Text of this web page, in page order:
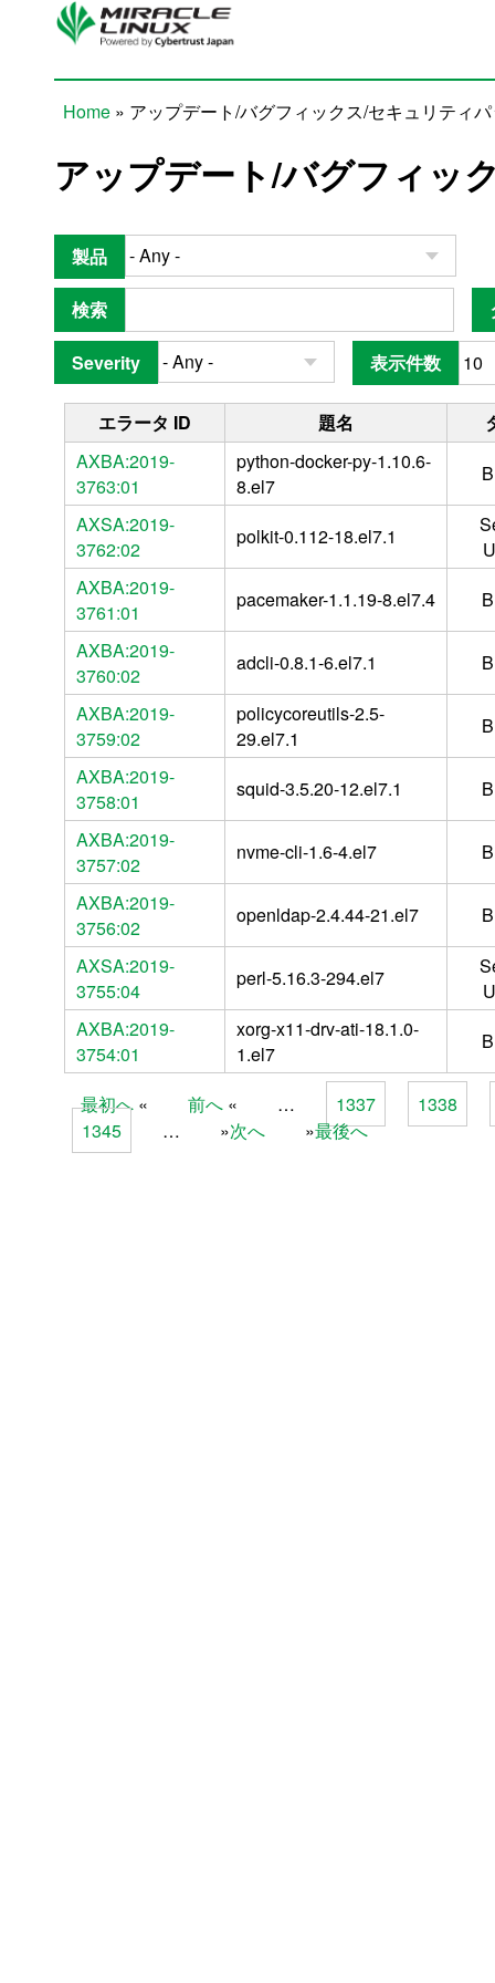
Skip to main content
Home » アップデート/バグフィックス/セキュリティ
アップデート/バグフィッ
製品
検索
Severity 表示件数
エラータ ID 題名
AXBA:2019-
3763:01
python-docker-py-1.10.6-
8.el7
AXSA:2019-
3762:02
polkit-0.112-18.el7.1
AXBA:2019-
3761:01
pacemaker-1.1.19-8.el7.4
AXBA:2019-
3760:02
adcli-0.8.1-6.el7.1
AXBA:2019-
3759:02
policycoreutils-2.5-
29.el7.1
AXBA:2019-
3758:01
squid-3.5.20-12.el7.1
AXBA:2019-
3757:02
nvme-cli-1.6-4.el7
AXBA:2019-
3756:02
openldap-2.4.44-21.el7
AXSA:2019-
3755:04
perl-5.16.3-294.el7
AXBA:2019-
3754:01
xorg-x11-drv-ati-18.1.0-
1.el7
Pages
最初へ 前へ … 1337
1338
1345
… 次へ 最後へ